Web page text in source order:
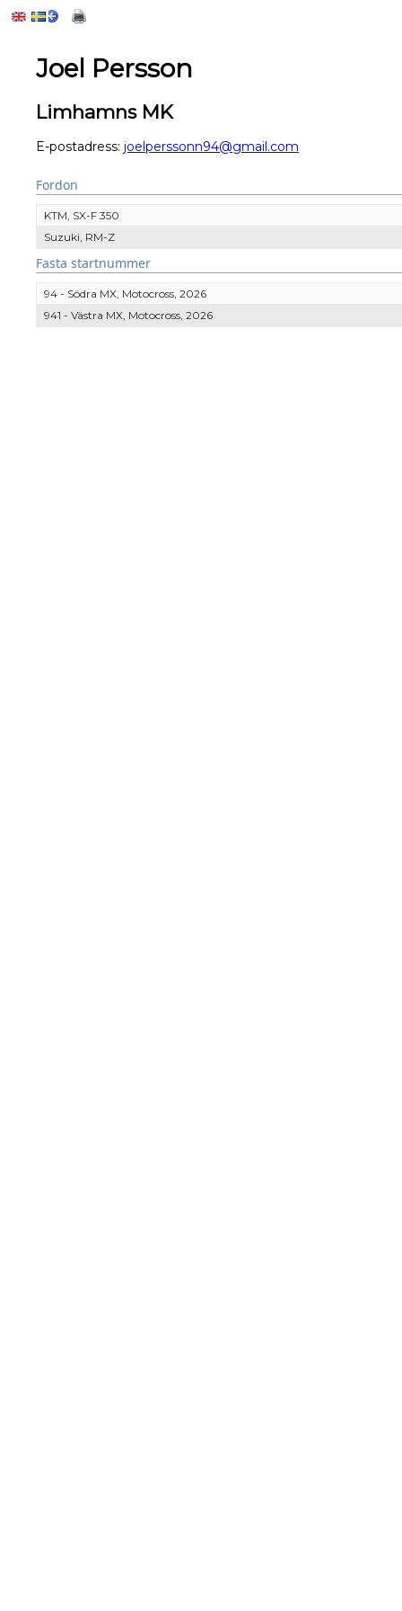
Joel Persson
Limhamns MK
E-postadress: joelperssonn94@gmail.com
Fordon
KTM, SX-F 350
Suzuki, RM-Z
Fasta startnummer
94 - Södra MX, Motocross, 2026
941 - Västra MX, Motocross, 2026